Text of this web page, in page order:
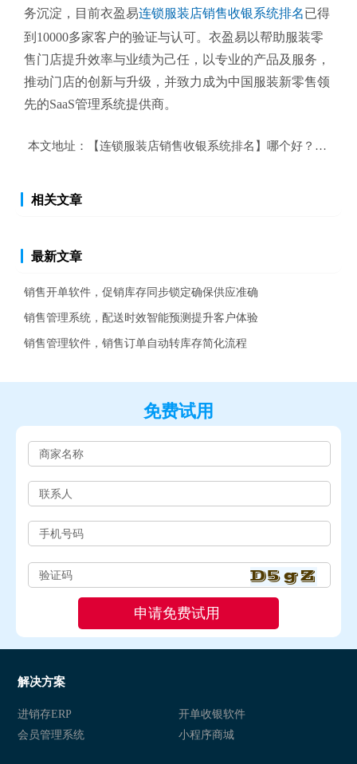
务沉淀，目前衣盈易连锁服装店销售收银系统排名已得
到10000多家客户的验证与认可。衣盈易以帮助服装零
售门店提升效率与业绩为己任，以专业的产品及服务，
推动门店的创新与升级，并致力成为中国服装新零售领
先的SaaS管理系统提供商。
本文地址： 【连锁服装店销售收银系统排名】哪个好？连锁
相关文章
最新文章
销售开单软件，促销库存同步锁定确保供应准确
销售管理系统，配送时效智能预测提升客户体验
销售管理软件，销售订单自动转库存简化流程
免费试用
解决方案
进销存ERP
开单收银软件
会员管理系统
小程序商城